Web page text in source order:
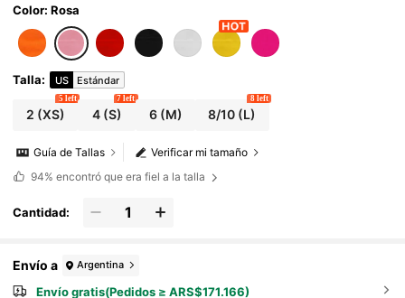
otoño
Color: Rosa
Talla: US Estándar
2 (XS)
5 left
4(S)
7 left
6(M) 8/10 (L)
8 left
Verificar mi tamaño
Guía de Tallas
94% encontró que era fiel a la talla
Cantidad:
Envío a Argentina
Envío gratis(Pedidos ≥ ARS$171.166)